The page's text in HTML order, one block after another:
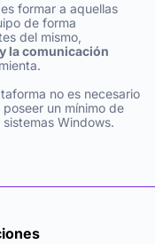
formar a aquellas
de forma
del mismo,
la comunicación
no es necesario
un mínimo de
Windows.